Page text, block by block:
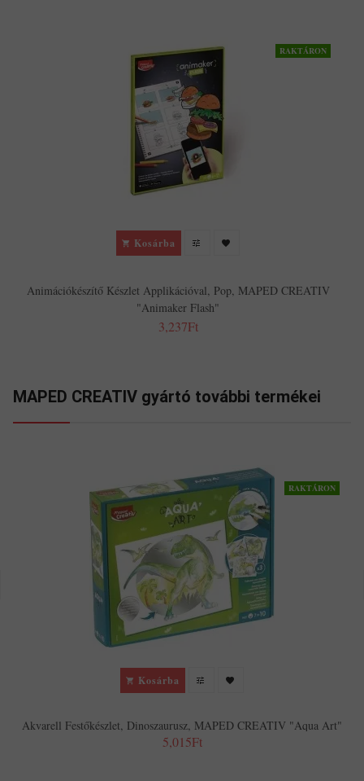
RAKTÁRON
Kosárba
Animációkészítő Készlet Applikációval, Pop, MAPED CREATIV
"Animaker Flash"
3,237Ft
MAPED CREATIV gyártó további termékei
RAKTÁRON
Kosárba
Akvarell Festőkészlet, Dinoszaurusz, MAPED CREATIV "Aqua Art"
5,015Ft